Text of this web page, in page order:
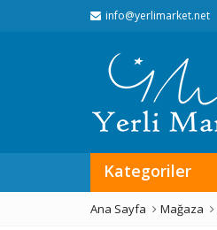
info@yerlimarket.net
Kategoriler
Ana Sayfa Mağaza